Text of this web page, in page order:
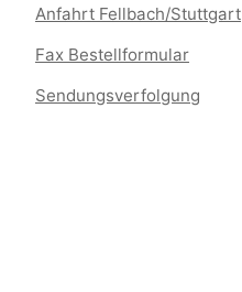
Anfahrt Fellbach/Stuttgart
Fax Bestellformular
Sendungsverfolgung